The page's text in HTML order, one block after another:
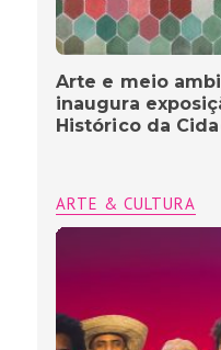
Arte e meio
inaugura
Histórico da
ARTE & CULTURA